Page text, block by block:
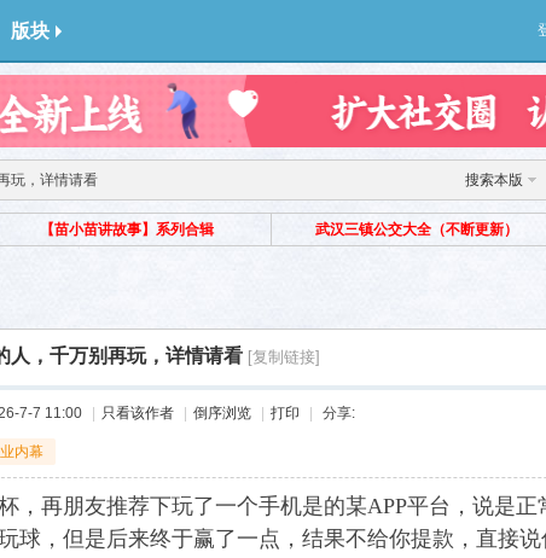
版块
搜索本版
玩，详情请看
【苗小苗讲故事】系列合辑 武汉三镇公交大全（不断更新）
人，千万别再玩，详情请看 [复制链接]
7-7 11:00 只看该作者 倒序浏览 打印 分享:
内幕
，再朋友推荐下玩了一个手机是的某APP平台，说是
球，但是后来终于赢了一点，结果不给你提款，直接